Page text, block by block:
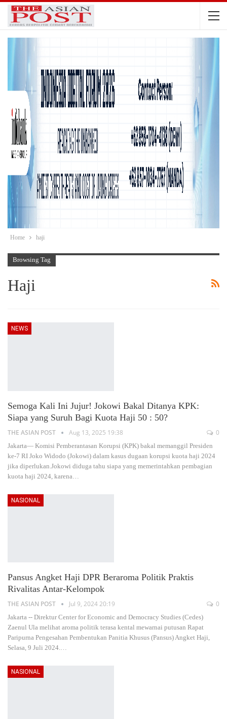
Home haji
Browsing Tag
Haji
NEWS
Semoga Kali Ini Jujur! Jokowi Bakal Ditanya KPK:
Siapa yang Suruh Bagi Kuota Haji 50 : 50?
THE ASIAN POST Aug 13, 2025 19:38 0
Jakarta— Komisi Pemberantasan Korupsi (KPK) bakal memanggil Presiden
ke-7 RI Joko Widodo (Jokowi) dalam kasus dugaan korupsi kuota haji 2024
jika diperlukan.Jokowi diduga tahu siapa yang memerintahkan pembagian
kuota haji 2024, karena
NASIONAL
Pansus Angket Haji DPR Beraroma Politik Praktis
Rivalitas Antar-Kelompok
THE ASIAN POST Jul 9, 2024 20:19 0
Jakarta -- Direktur Center for Economic and Democracy Studies (Cedes)
Zaenul Ula melihat aroma politik terasa kental mewarnai putusan Rapat
Paripurna Pengesahan Pembentukan Panitia Khusus (Pansus) Angket Haji,
Selasa, 9 Juli 2024.…
NASIONAL